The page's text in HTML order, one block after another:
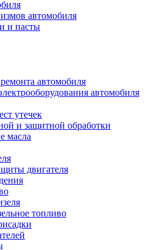
автомобиля
и пасты
автомобиля
автомобиля
утечек
и защитной обработки
масла
двигателя
топливо